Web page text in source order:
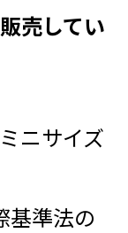
売してい
ニサイズ
基準法の